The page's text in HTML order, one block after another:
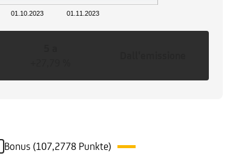
01.10.2023 01.11.2023
Bonus (107,2778 Punkte)